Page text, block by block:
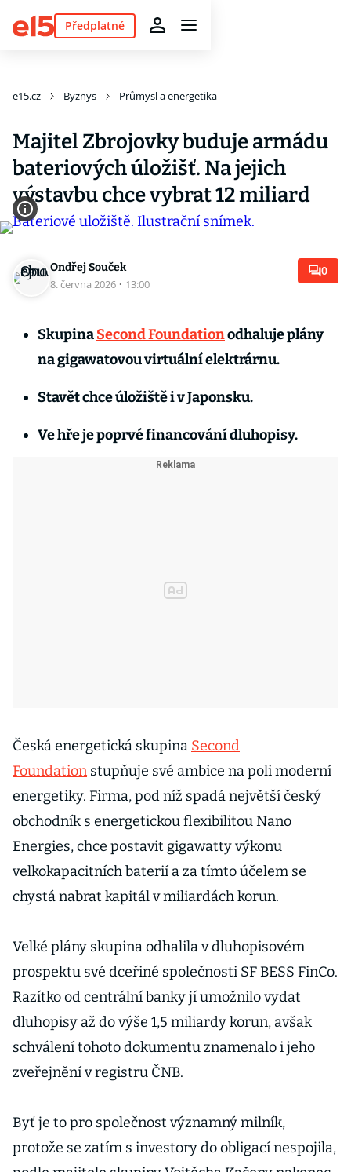
Předplatné
e15.cz Byznys Průmysl a energetika
Majitel Zbrojovky buduje armádu
bateriových úložišť. Na jejich
výstavbu chce vybrat 12 miliard
Ondřej Souček
8. června 2026 · 13:00
0
SkupinaSecond Foundationodhaluje plány
na gigawatovou virtuální elektrárnu.
Stavět chce úložiště i v Japonsku.
Ve hře je poprvé financování dluhopisy.
Česká energetická skupina Second
Foundation stupňuje své ambice na poli moderní
energetiky. Firma, pod níž spadá největší český
obchodník s energetickou flexibilitou Nano
Energies, chce postavit gigawatty výkonu
velkokapacitních baterií a za tímto účelem se
chystá nabrat kapitál v miliardách korun.
Velké plány skupina odhalila v dluhopisovém
prospektu své dceřiné společnosti SF BESS FinCo.
Razítko od centrální banky jí umožnilo vydat
dluhopisy až do výše 1,5 miliardy korun, avšak
schválení tohoto dokumentu znamenalo i jeho
zveřejnění v registru ČNB.
Byť je to pro společnost významný milník,
protože se zatím s investory do obligací nespojila,